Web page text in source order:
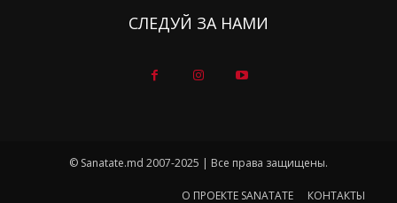
СЛЕДУЙ ЗА НАМИ
© Sanatate.md 2007-2025 | Все права защищены.
О ПРОЕКТЕ SANATATE КОНТАКТЫ